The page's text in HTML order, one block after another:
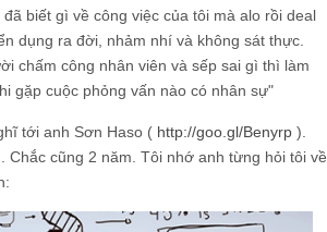
biết gì về công việc của tôi mà alo rồi deal
dụng ra đời, nhảm nhí và không sát thực.
chấm công nhân viên và sếp sai gì thì làm
gặp cuộc phỏng vấn nào có nhân sự"
tới anh Sơn Haso ( http://goo.gl/Benyrp ).
cũng 2 năm. Tôi nhớ anh từng hỏi tôi về